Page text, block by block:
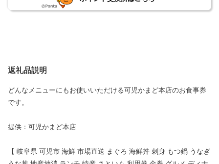
返礼品説明
どんなメニューにもお使いいただける可児かまど本店のお食事券
です。
提供：可児かまど本店
【 岐阜県 可児市 海鮮 市場直送 まぐろ 海鮮丼 刺身 もつ鍋 うなぎ